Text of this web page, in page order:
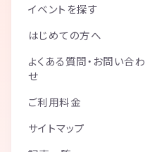
イベントを探す
はじめての方へ
よくある質問・お問い合わ
せ
ご利用料金
サイトマップ